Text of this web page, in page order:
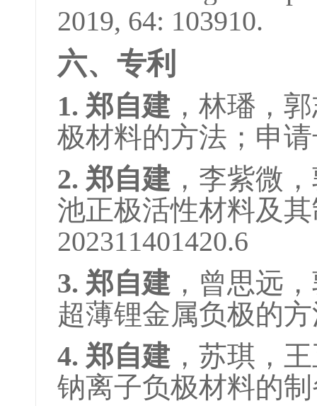
2019, 64: 103910.
六、专利
1. 郑自建 ，林璠，
极材料的方法；申请
2. 郑自建 ，李紫微
池正极活性材料及
202311401420.6
3. 郑自建 ，曾思远
超薄锂金属负极的
4. 郑自建 ，苏琪，
钠离子负极材料的